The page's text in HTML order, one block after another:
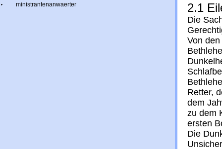
ministrantenanwaerter
2.1
Die
Von
Retter,
dem
zu dem
ersten
Die